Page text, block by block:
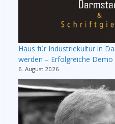
Haus für Industriekultur in
werden – Erfolgreiche Demo
6. August 2026